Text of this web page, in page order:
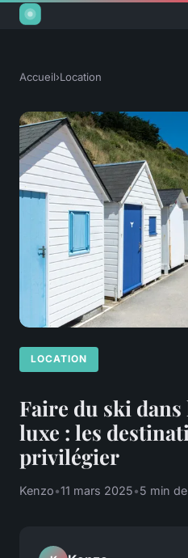
Accueil›Location
LOCATION
Faire du ski
luxe : les
privilégier
Kenzo•11 mars 2025•5 min